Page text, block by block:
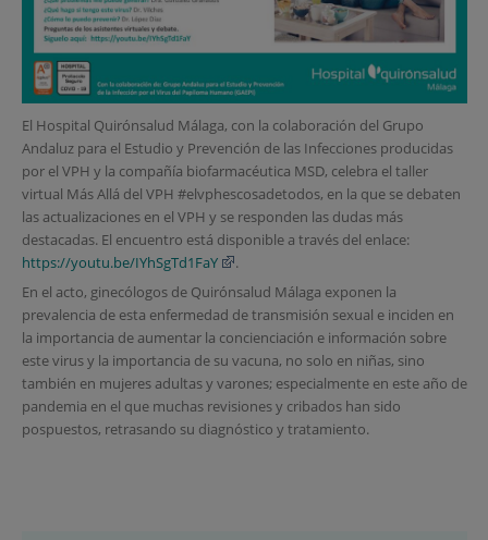
El Hospital Quirónsalud Málaga, con la colaboración del Grupo
Andaluz para el Estudio y Prevención de las Infecciones producidas
por el VPH y la compañía biofarmacéutica MSD, celebra el taller
virtual Más Allá del VPH #elvphescosadetodos, en la que se debaten
las actualizaciones en el VPH y se responden las dudas más
destacadas. El encuentro está disponible a través del enlace:
https://youtu.be/IYhSgTd1FaY
.
En el acto, ginecólogos de Quirónsalud Málaga exponen la
prevalencia de esta enfermedad de transmisión sexual einciden en
la importancia de aumentar la concienciación e información sobre
este virus y la importancia de su vacuna, no solo en niñas, sino
también en mujeres adultas y varones; especialmente en este año de
pandemia en el que muchas revisiones y cribados han sido
pospuestos, retrasando su diagnóstico y tratamiento.